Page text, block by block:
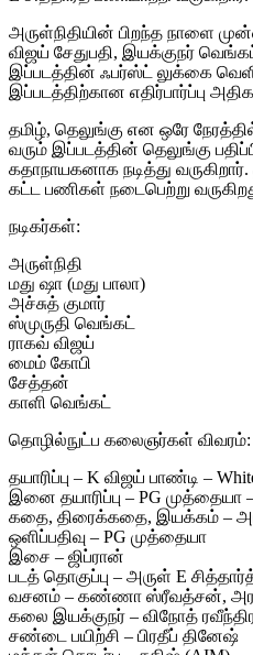
அருள்நிதியின் பிறந்த நாளை
விஜய் சேதுபதி, இயக்குநர்
இப்படத்தின் ஃபர்ஸ்ட் லுக்கை
இப்படத்திற்கான எதிர்பார்ப்பு
தமிழ், தெலுங்கு என ஒரே
வரும் இப்படத்தின் தெலுங்கு
கதாநாயகனாக நடித்து
கட்ட பணிகள் நடைபெற்று
நடிகர்கள்:
அருள்நிதி
மது ஷா (மது பாலா)
அச்சுத் குமார்
ஸ்முருதி வெங்கட்
ராகவ் விஜய்
மைம் கோபி
சேத்தன்
காளி வெங்கட்
தொழில்நுட்ப கலைஞர்கள் விவரம்:
தயாரிப்பு – K விஜய் பாண்டி –
இனை தயாரிப்பு – PG முத்தையா
கதை, திரைக்கதை, இயக்கம் –
ஒளிப்பதிவு – PG முத்தையா
இசை – ஜிப்ரான்
படத் தொகுப்பு – அருள் E
வசனம் – கண்ணா ஸ்ரீவத்சன்,
கலை இயக்குநர் – விநோத்
சண்டை பயிற்சி – பிரதீப் தினேஷ்